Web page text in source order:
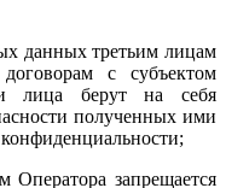
данных третьим лицам
с субъектом
лица берут на себя
полученных ими
запрещается